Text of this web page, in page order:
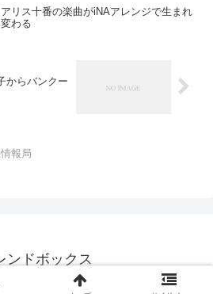
アリス十番の楽曲がiNAアレンジで生まれ
変わる
からバンクー
報局
ンドボックス
トレンドボックス.